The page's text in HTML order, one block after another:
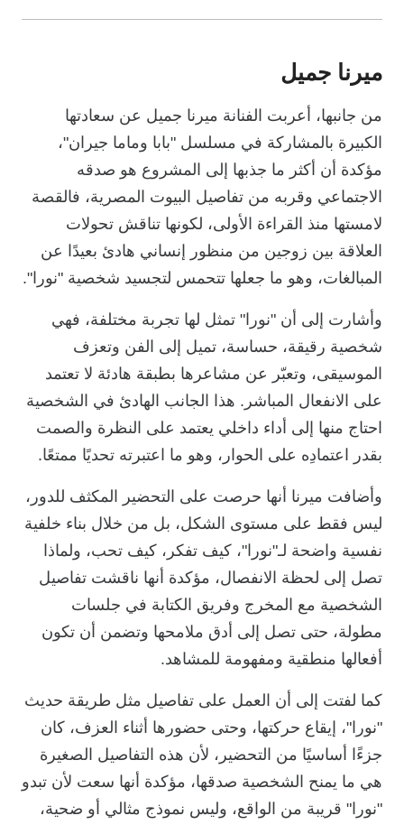
ميرنا جميل
من جانبها، أعربت الفنانة ميرنا جميل عن سعادتها
الكبيرة بالمشاركة في مسلسل "بابا وماما جيران"،
مؤكدة أن أكثر ما جذبها إلى المشروع هو صدقه
الاجتماعي وقربه من تفاصيل البيوت المصرية، فالقصة
لامستها منذ القراءة الأولى، لكونها تناقش تحولات
العلاقة بين زوجين من منظور إنساني هادئ بعيدًا عن
المبالغات، وهو ما جعلها تتحمس لتجسيد شخصية "نورا".
وأشارت إلى أن "نورا" تمثل لها تجربة مختلفة، فهي
شخصية رقيقة، حساسة، تميل إلى الفن وتعزف
الموسيقى، وتعبّر عن مشاعرها بطبقة هادئة لا تعتمد
على الانفعال المباشر. هذا الجانب الهادئ في الشخصية
احتاج منها إلى أداء داخلي يعتمد على النظرة والصمت
بقدر اعتمادِه على الحوار، وهو ما اعتبرته تحديًا ممتعًا.
وأضافت ميرنا أنها حرصت على التحضير المكثف للدور،
ليس فقط على مستوى الشكل، بل من خلال بناء خلفية
نفسية واضحة لـ"نورا"، كيف تفكر، كيف تحب، ولماذا
تصل إلى لحظة الانفصال، مؤكدة أنها ناقشت تفاصيل
الشخصية مع المخرج وفريق الكتابة في جلسات
مطولة، حتى تصل إلى أدق ملامحها وتضمن أن تكون
أفعالها منطقية ومفهومة للمشاهد.
كما لفتت إلى أن العمل على تفاصيل مثل طريقة حديث
"نورا"، إيقاع حركتها، وحتى حضورها أثناء العزف، كان
جزءًا أساسيًا من التحضير، لأن هذه التفاصيل الصغيرة
هي ما يمنح الشخصية صدقها، مؤكدة أنها سعت لأن تبدو
"نورا" قريبة من الواقع، وليس نموذج مثالي أو ضحية،